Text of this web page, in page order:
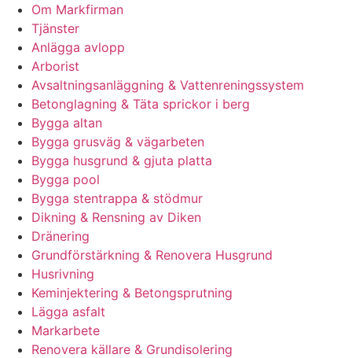
Om Markfirman
Tjänster
Anlägga avlopp
Arborist
Avsaltningsanläggning & Vattenreningssystem
Betonglagning & Täta sprickor i berg
Bygga altan
Bygga grusväg & vägarbeten
Bygga husgrund & gjuta platta
Bygga pool
Bygga stentrappa & stödmur
Dikning & Rensning av Diken
Dränering
Grundförstärkning & Renovera Husgrund
Husrivning
Keminjektering & Betongsprutning
Lägga asfalt
Markarbete
Renovera källare & Grundisolering